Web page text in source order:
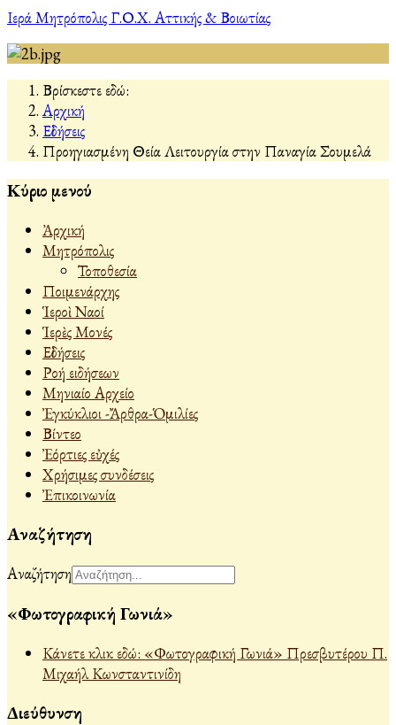
Ιερά Μητρόπολις Γ.Ο.Χ. Αττικής & Βοιωτίας
Βρίσκεστε εδώ:
Αρχική
Εἰδήσεις
Προηγιασμένη Θεία Λειτουργία στην Παναγία Σουμελά
Κύριο μενού
Ἀρχική
Μητρόπολις
Τοποθεσία
Ποιμενάρχης
Ἱεροὶ Ναοί
Ἱερὲς Μονές
Εἰδήσεις
Ροή ειδήσεων
Μηνιαίο Αρχείο
Ἐγκύκλιοι -Ἄρθρα-Ὁμιλίες
Βίντεο
Ἐόρτιες εὐχές
Χρήσιμες συνδέσεις
Ἐπικοινωνία
Αναζήτηση
Αναζήτηση
«Φωτογραφική Γωνιά»
Κάνετε κλικ εδώ: «Φωτογραφική Γωνιά» Πρεσβυτέρου Π.
Μιχαήλ Κωνσταντινίδη
Διεύθυνση